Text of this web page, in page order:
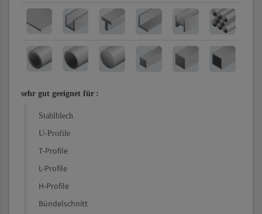
sehr gut geeignet für :
Stahlblech
U-Profile
T-Profile
L-Profile
H-Profile
Bündelschnitt